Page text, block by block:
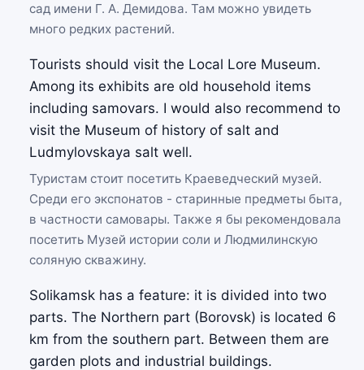
сад имени Г. А. Демидова. Там можно увидеть
много редких растений.
Tourists should visit the Local Lore Museum.
Among its exhibits are old household items
including samovars. I would also recommend to
visit the Museum of history of salt and
Ludmylovskaya salt well.
Туристам стоит посетить Краеведческий музей.
Среди его экспонатов - старинные предметы быта,
в частности самовары. Также я бы рекомендовала
посетить Музей истории соли и Людмилинскую
соляную скважину.
Solikamsk has a feature: it is divided into two
parts. The Northern part (Borovsk) is located 6
km from the southern part. Between them are
garden plots and industrial buildings.